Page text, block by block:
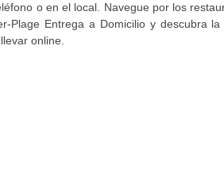
o en el local. Navegue por los
Plage Entrega a Domicilio y descubra
online.